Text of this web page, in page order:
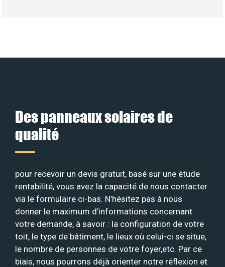
Des panneaux solaires de
qualité
pour recevoir un devis gratuit, basé sur une étude
rentabilité, vous avez la capacité de nous contacter
via le formulaire ci-bas. N’hésitez pas à nous
donner le maximum d’informations concernant
votre demande, à savoir : la configuration de votre
toit, le type de bâtiment, le lieux où celui-ci se situe,
le nombre de personnes de votre foyer,etc. Par ce
biais, nous pourrons déjà orienter notre réflexion et